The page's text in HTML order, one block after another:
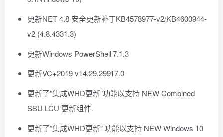
更新NET 4.8 安全更新补丁KB4578977-v2/KB4600944-
v2 (4.8.4331.3)
更新Windows PowerShell 7.1.3
更新VC+2019 v14.29.29917.0
更新了”集成WHD更新”功能以支持 NEW Combined
SSU LCU 更新组件.
更新了”集成WHD更新” 功能以支持 NEW Windows 10